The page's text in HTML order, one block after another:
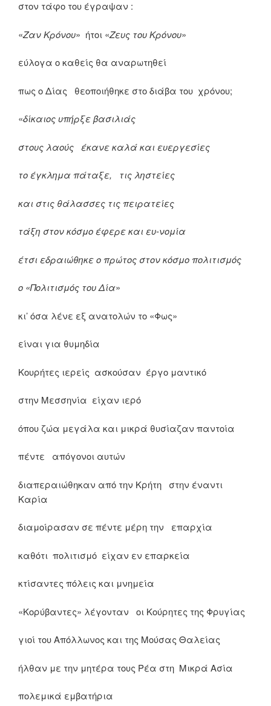
στον τάφο του έγραψαν :
«Ζαν Κρόνου» ήτοι «Ζευς του Κρόνου»
εύλογα ο καθείς θα αναρωτηθεί
πως ο Δίας θεοποιήθηκε στο διάβα του χρόνου;
«δίκαιος υπήρξε βασιλιάς
στους λαούς έκανε καλά και ευεργεσίες
το έγκλημα πάταξε, τις ληστείες
και στις θάλασσες τις πειρατείες
τάξη στον κόσμο έφερε και ευ-νομία
έτσι εδραιώθηκε ο πρώτος στον κόσμο πολιτισμός
ο «Πολιτισμός του Δία»
κι’ όσα λένε εξ ανατολών το «Φως»
είναι για θυμηδία
Κουρήτες ιερείς ασκούσαν έργο μαντικό
στην Μεσσηνία είχαν ιερό
όπου ζώα μεγάλα και μικρά θυσίαζαν παντοία
πέντε απόγονοι αυτών
διαπεραιώθηκαν από την Κρήτη στην έναντι
Καρία
διαμοίρασαν σε πέντε μέρη την επαρχία
καθότι πολιτισμό είχαν εν επαρκεία
κτίσαντες πόλεις και μνημεία
«Κορύβαντες» λέγονταν οι Κούρητες της Φρυγίας
γιοί του Απόλλωνος και της Μούσας Θαλείας
ήλθαν με την μητέρα τους Ρέα στη Μικρά Ασία
πολεμικά εμβατήρια